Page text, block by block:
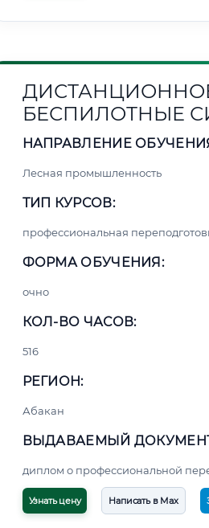
БЕСПИЛОТНЫЕ
НАПРАВЛЕНИЕ
Лесная промышленность
ТИП КУРСОВ:
профессиональная
ФОРМА ОБУЧЕНИЯ:
очно
КОЛ-ВО ЧАСОВ:
516
РЕГИОН:
Абакан
ВЫДАВАЕМЫЙ
диплом о профессиональной
Узнать цену Написать в Max